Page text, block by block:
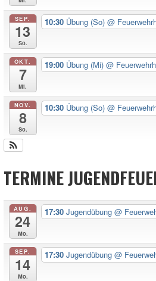
SEP.
13
So.
10:30 Übung (So) @
OKT.
7
Mi.
19:00 Übung (Mi) @
NOV.
8
So.
10:30 Übung (So) @
TERMINE
AUG.
24
Mo.
17:30 Jugendübung @
SEP.
14
Mo.
17:30 Jugendübung @